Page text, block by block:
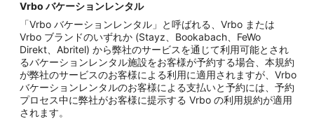
Vrbo バケーションレンタル
「Vrbo バケーションレンタル」と呼ばれる、Vrbo または
Vrbo ブランドのいずれか (Stayz、Bookabach、FeWo
Direkt、Abritel) から弊社のサービスを通じて利用可能とされ
るバケーションレンタル施設をお客様が予約する場合、本規約
が弊社のサービスのお客様による利用に適用されますが、Vrbo
バケーションレンタルのお客様による支払いと予約には、予約
プロセス中に弊社がお客様に提示する Vrbo の利用規約が適用
されます。